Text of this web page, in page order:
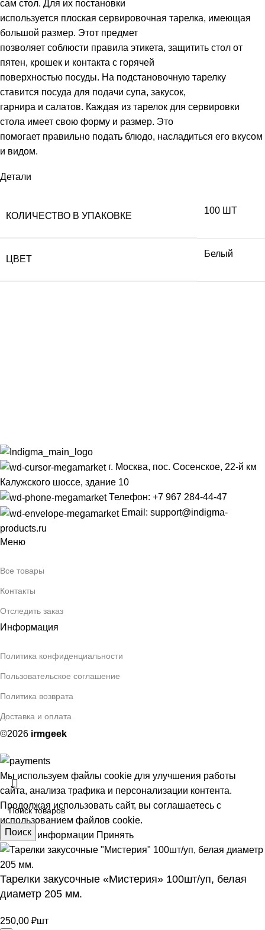
сам стол. Для их постановки
используется плоская сервировочная тарелка, имеющая
большой размер. Этот предмет
позволяет соблюсти правила этикета, защитить стол от
пятен, крошек и контакта с горячей
поверхностью посуды. На подстановочную тарелку
ставится посуда для подачи супа, закусок,
гарнира и салатов. Каждая из тарелок для сервировки
стола имеет свою форму и размер. Это
помогает правильно подать блюдо, насладиться его вкусом
и видом.
Детали
КОЛИЧЕСТВО В УПАКОВКЕ
100 ШТ
ЦВЕТ
Белый
г. Москва, пос. Сосенское, 22-й км
Калужского шоссе, здание 10
Телефон: +7 967 284-44-47
Email: support@indigma-
products.ru
Меню
Все товары
Контакты
Отследить заказ
Информация
Политика конфиденциальности
Пользовательское соглашение
Политика возврата
Доставка и оплата
©2026 irmgeek
Поиск
Мы используем файлы cookie для улучшения работы
сайта, анализа трафика и персонализации контента.
Продолжая использовать сайт, вы соглашаетесь с
использованием файлов cookie.
Больше информации Принять
Тарелки закусочные «Мистерия» 100шт/уп, белая
диаметр 205 мм.
250,00 ₽шт